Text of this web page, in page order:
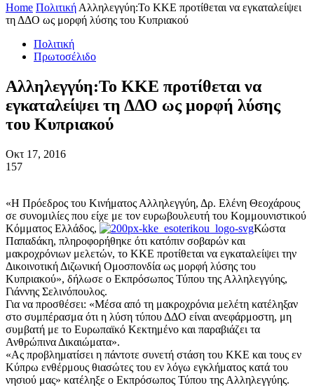
Home Πολιτική Αλληλεγγύη:Το ΚΚΕ προτίθεται να εγκαταλείψει
τη ΔΔΟ ως μορφή λύσης του Κυπριακού
Πολιτική
Πρωτοσέλιδο
Αλληλεγγύη:Το ΚΚΕ προτίθεται να
εγκαταλείψει τη ΔΔΟ ως μορφή λύσης
του Κυπριακού
Οκτ 17, 2016
157
«Η Πρόεδρος του Κινήματος Αλληλεγγύη, Δρ. Ελένη Θεοχάρους
σε συνομιλίες που είχε με τον ευρωβουλευτή του Κομμουνιστικού
Κόμματος Ελλάδος,
Κώστα
Παπαδάκη, πληροφορήθηκε ότι κατόπιν σοβαρών και
μακροχρόνιων μελετών, το ΚΚΕ προτίθεται να εγκαταλείψει την
Δικοινοτική Διζωνική Ομοσπονδία ως μορφή λύσης του
Κυπριακού», δήλωσε ο Εκπρόσωπος Τύπου της Αλληλεγγύης,
Γιάννης Σελινόπουλος.
Για να προσθέσει: «Μέσα από τη μακροχρόνια μελέτη κατέληξαν
στο συμπέρασμα ότι η λύση τύπου ΔΔΟ είναι ανεφάρμοστη, μη
συμβατή με το Ευρωπαϊκό Κεκτημένο και παραβιάζει τα
Ανθρώπινα Δικαιώματα».
«Ας προβληματίσει η πάντοτε συνετή στάση του ΚΚΕ και τους εν
Κύπρω ενθέρμους θιασώτες του εν λόγω εγκλήματος κατά του
νησιού μας» κατέληξε ο Εκπρόσωπος Τύπου της Αλληλεγγύης.